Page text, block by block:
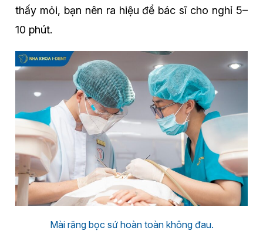
thấy mỏi, bạn nên ra hiệu để bác sĩ cho nghỉ 5–
10 phút.
Mài răng bọc sứ hoàn toàn không đau.